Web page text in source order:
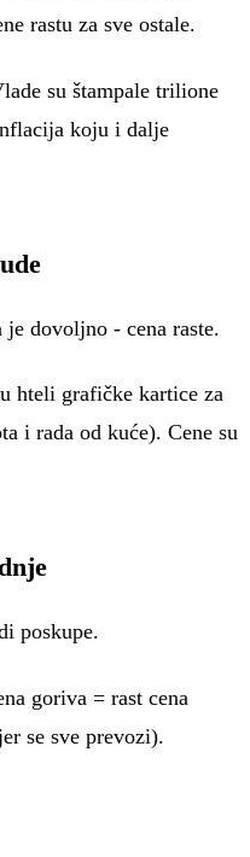
rastu za sve ostale.
su štampale trilione
koju i dalje
je dovoljno - cena raste.
hteli grafičke kartice za
i rada od kuće). Cene su
poskupe.
goriva = rast cena
se sve prevozi).